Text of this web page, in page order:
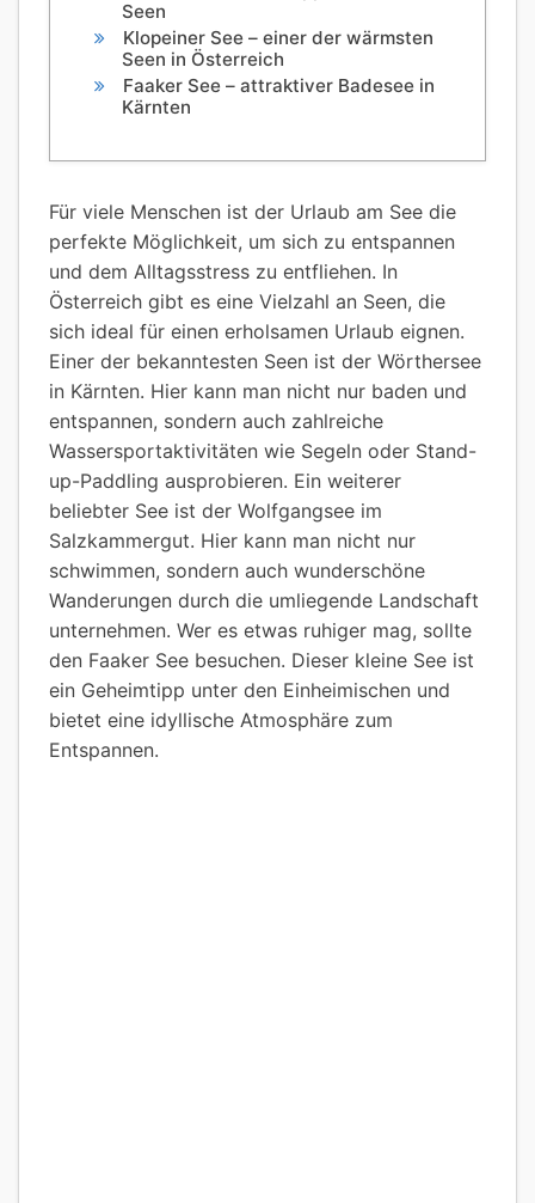
Seen
Klopeiner See – einer der wärmsten
Seen in Österreich
Faaker See – attraktiver Badesee in
Kärnten
Für viele Menschen ist der Urlaub am See die
perfekte Möglichkeit, um sich zu entspannen
und dem Alltagsstress zu entfliehen. In
Österreich gibt es eine Vielzahl an Seen, die
sich ideal für einen erholsamen Urlaub eignen.
Einer der bekanntesten Seen ist der Wörthersee
in Kärnten. Hier kann man nicht nur baden und
entspannen, sondern auch zahlreiche
Wassersportaktivitäten wie Segeln oder Stand-
up-Paddling ausprobieren. Ein weiterer
beliebter See ist der Wolfgangsee im
Salzkammergut. Hier kann man nicht nur
schwimmen, sondern auch wunderschöne
Wanderungen durch die umliegende Landschaft
unternehmen. Wer es etwas ruhiger mag, sollte
den Faaker See besuchen. Dieser kleine See ist
ein Geheimtipp unter den Einheimischen und
bietet eine idyllische Atmosphäre zum
Entspannen.